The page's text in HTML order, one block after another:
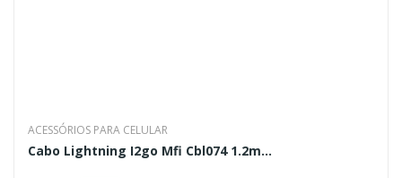
ACESSÓRIOS PARA CELULAR
Cabo Lightning I2go Mfi Cbl074 1.2m...